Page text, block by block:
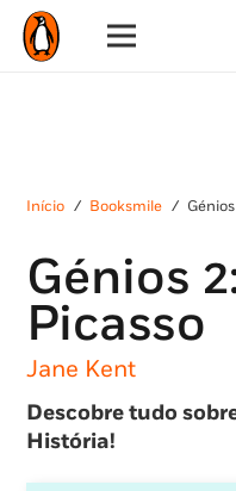
Início / Booksmile /
Génios
Picasso
Jane Kent
Descobre tudo
História!